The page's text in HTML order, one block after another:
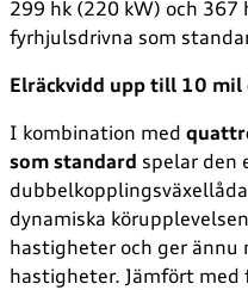
299 hk (220 kW) och 367
fyrhjulsdrivna som
Elräckvidd upp till 10
I kombination med
som standard spelar den
dynamiska
hastigheter och ger ännu
hastigheter. Jämfört med